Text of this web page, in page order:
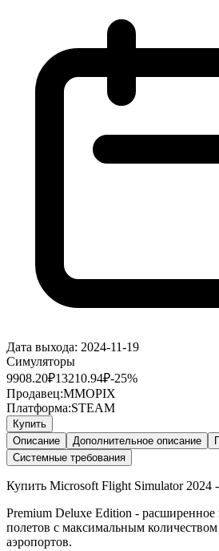
Дата выхода: 2024-11-19
Симуляторы
9908.20₽13210.94₽-25%
Продавец:MMOPIX
Платформа:STEAM
Купить
Описание
Дополнительное описание
Системные требования
Купить Microsoft Flight Simulator 2024
Premium Deluxe Edition - расширенное
полетов с максимальным
аэропортов.